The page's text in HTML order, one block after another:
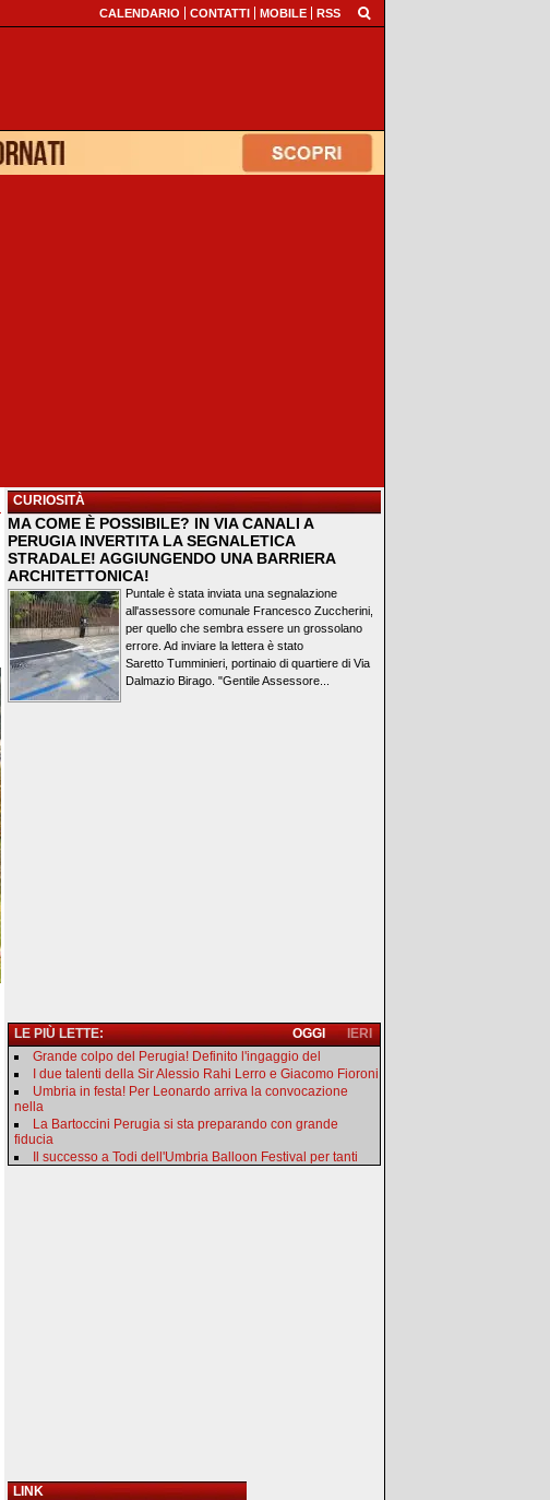
CALENDARIO CONTATTI MOBILE RSS
CURIOSITÀ
MA COME È POSSIBILE? IN VIA CANALI A
PERUGIA INVERTITA LA SEGNALETICA
STRADALE! AGGIUNGENDO UNA BARRIERA
ARCHITETTONICA!
Puntale è stata inviata una segnalazione
all'assessore comunale Francesco Zuccherini,
per quello che sembra essere un grossolano
errore. Ad inviare la lettera è stato
Saretto Tumminieri, portinaio di quartiere di Via
Dalmazio Birago. "Gentile Assessore...
LE PIÙ LETTE: IERI
OGGI
Grande colpo del Perugia! Definito l'ingaggio del
I due talenti della Sir Alessio Rahi Lerro e Giacomo Fioroni
Umbria in festa! Per Leonardo arriva la convocazione
nella
La Bartoccini Perugia si sta preparando con grande
fiducia
Il successo a Todi dell'Umbria Balloon Festival per tanti
LINK